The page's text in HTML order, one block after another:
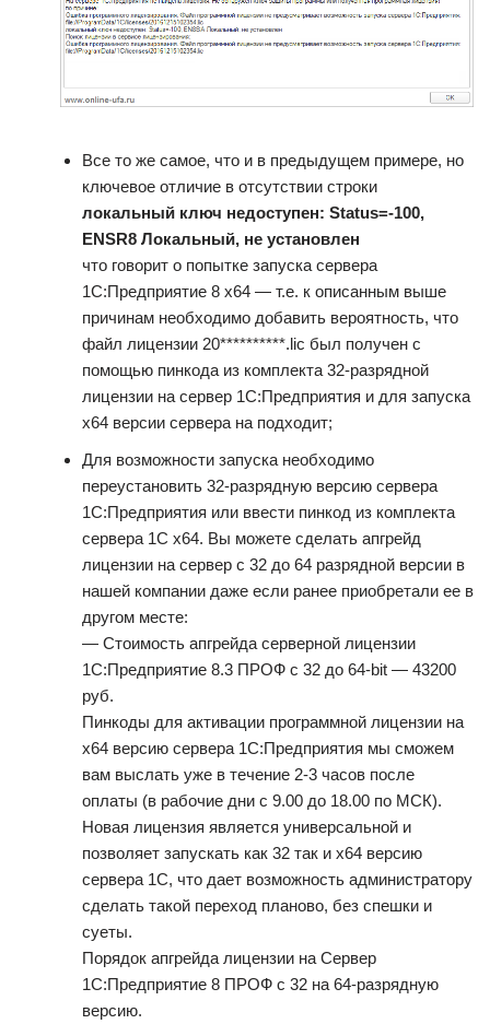
Все то же самое, что и в предыдущем примере, но
ключевое отличие в отсутствии строки
локальный ключ недоступен: Status=-100,
ENSR8 Локальный, не установлен
что говорит о попытке запуска сервера
1С:Предприятие 8 x64 — т.е. к описанным выше
причинам необходимо добавить вероятность, что
файл лицензии 20**********.lic был получен с
помощью пинкода из комплекта 32-разрядной
лицензии на сервер 1С:Предприятия и для запуска
x64 версии сервера на подходит;
Для возможности запуска необходимо
переустановить 32-разрядную версию сервера
1С:Предприятия или ввести пинкод из комплекта
сервера 1С x64. Вы можете сделать апгрейд
лицензии на сервер с 32 до 64 разрядной версии в
нашей компании даже если ранее приобретали ее в
другом месте:
— Стоимость апгрейда серверной лицензии
1С:Предприятие 8.3 ПРОФ с 32 до 64-bit — 43200
руб.
Пинкоды для активации программной лицензии на
x64 версию сервера 1С:Предприятия мы сможем
вам выслать уже в течение 2-3 часов после
оплаты (в рабочие дни с 9.00 до 18.00 по МСК).
Новая лицензия является универсальной и
позволяет запускать как 32 так и x64 версию
сервера 1С, что дает возможность администратору
сделать такой переход планово, без спешки и
суеты.
Порядок апгрейда лицензии на Сервер
1С:Предприятие 8 ПРОФ с 32 на 64-разрядную
версию.